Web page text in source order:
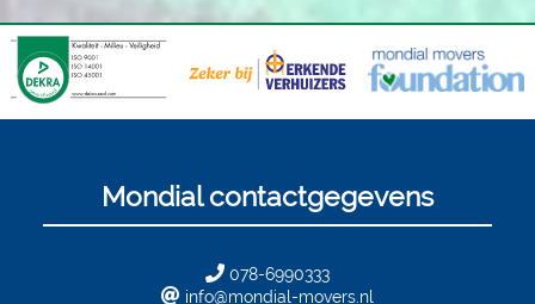
Mondial contactgegevens
078-6990333
info@mondial-movers.nl